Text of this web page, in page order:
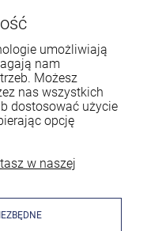
umożliwiają
nam
Możesz
nas wszystkich
dostosować użycie
opcję
w naszej